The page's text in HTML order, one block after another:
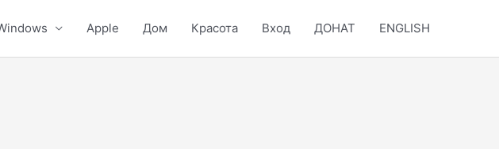
Apple Дом Красота Вход ДОНАТ ENGLISH